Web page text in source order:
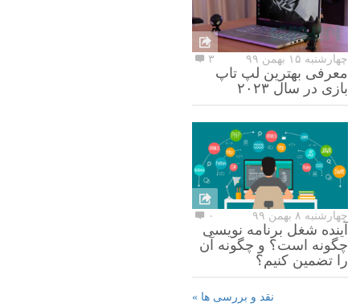
چهارشنبه ۱۵ بهمن ۹۹ ۳
معرفی بهترین لپ تاپ
بازی در سال ۲۰۲۳
چهارشنبه ۸ بهمن ۹۹ ۰
آینده شغل برنامه نویسی
چگونه است؟ و چگونه آن
را تضمین کنیم؟
نقد و بررسی ها »